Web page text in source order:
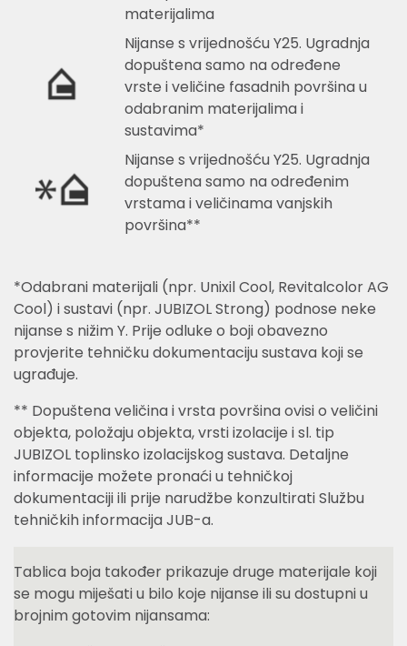
materijalima
Nijanse s vrijednošću Y25. Ugradnja
dopuštena samo na određene
vrste i veličine fasadnih površina u
odabranim materijalima i
sustavima*
Nijanse s vrijednošću Y25. Ugradnja
dopuštena samo na određenim
vrstama i veličinama vanjskih
površina**
*Odabrani materijali (npr. Unixil Cool, Revitalcolor AG
Cool) i sustavi (npr. JUBIZOL Strong) podnose neke
nijanse s nižim Y. Prije odluke o boji obavezno
provjerite tehničku dokumentaciju sustava koji se
ugrađuje.
** Dopuštena veličina i vrsta površina ovisi o veličini
objekta, položaju objekta, vrsti izolacije i sl. tip
JUBIZOL toplinsko izolacijskog sustava. Detaljne
informacije možete pronaći u tehničkoj
dokumentaciji ili prije narudžbe konzultirati Službu
tehničkih informacija JUB-a.
Tablica boja također prikazuje druge materijale koji
se mogu miješati u bilo koje nijanse ili su dostupni u
brojnim gotovim nijansama: